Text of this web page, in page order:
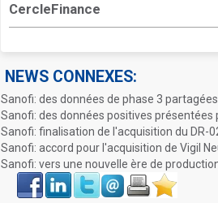
CercleFinance
NEWS CONNEXES:
Sanofi: des données de phase 3
Sanofi: des données positives présentées
Sanofi: finalisation de l'acquisition du DR-
Sanofi: accord pour l'acquisition de Vigil
Sanofi: vers une nouvelle ère de
Face
book
LinkIn Twitter Envoyer ImprimerFavoris